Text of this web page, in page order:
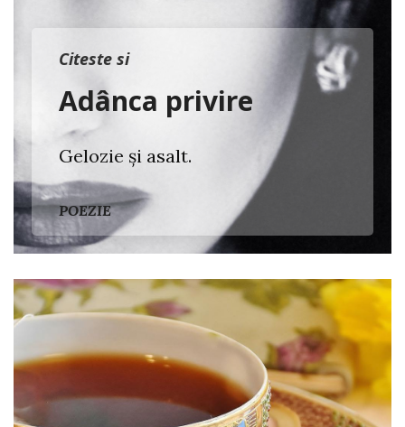
Citeste si
Adânca privire
Gelozie și asalt.
POEZIE